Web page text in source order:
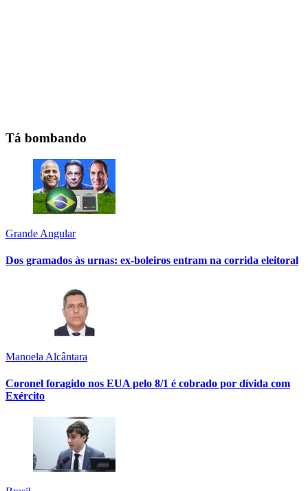
Tá bombando
Grande Angular
Dos gramados às urnas: ex-boleiros entram na corrida eleitoral
Manoela Alcântara
Coronel foragido nos EUA pelo 8/1 é cobrado por dívida com
Exército